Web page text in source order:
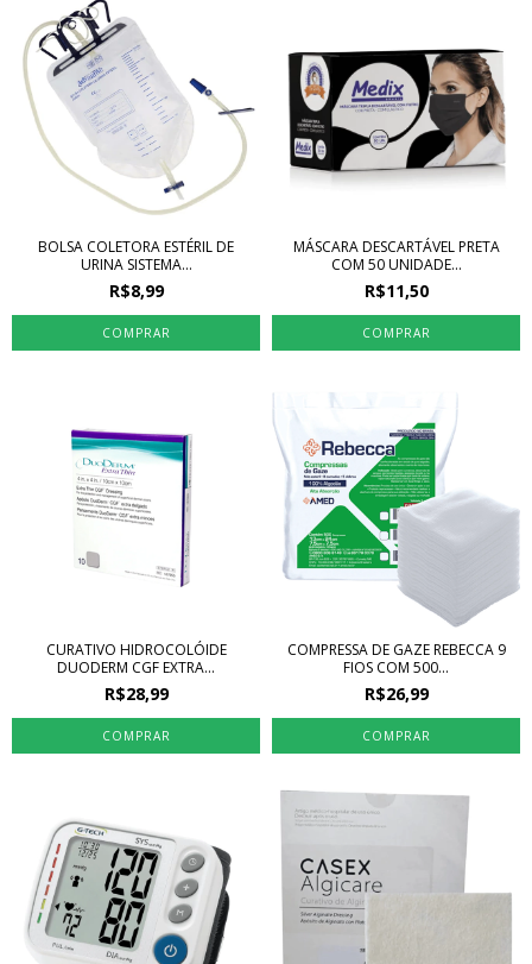
BOLSA COLETORA ESTÉRIL DE
URINA SISTEMA...
R$8,99
MÁSCARA DESCARTÁVEL PRETA
COM 50 UNIDADE...
R$11,50
CURATIVO HIDROCOLÓIDE
DUODERM CGF EXTRA...
R$28,99
COMPRESSA DE GAZE REBECCA 9
FIOS COM 500...
R$26,99